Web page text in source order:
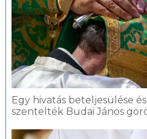
Egy hivatás beteljesülése
szentelték Budai János